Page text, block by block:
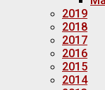
2019
2018
2017
2016
2015
2014